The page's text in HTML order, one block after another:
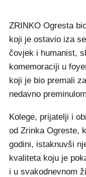
ZRINKO Ogresta
koji je ostavio iza
čovjek i humanist,
komemoraciji u
koji je bio premali
nedavno
Kolege, prijatelji i
od Zrinka Ogreste,
godini, istaknuvši
kvaliteta koju je
i u svakodnevnom